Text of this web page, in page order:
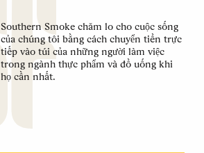
Southern Smoke chăm lo cho cuộc sống
của chúng tôi bằng cách chuyển tiền trực
tiếp vào túi của những người làm việc
trong ngành thực phẩm và đồ uống khi
họ cần nhất.